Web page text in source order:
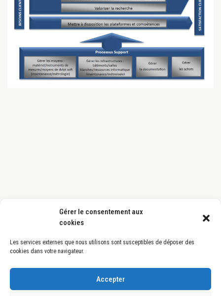
Gérer le consentement aux
cookies
Les services externes que nous utilisons sont susceptibles de déposer des
cookies dans votre navigateur.
Accepter